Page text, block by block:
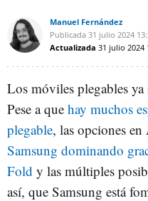
Manuel Fernández
Publicada 31 julio 2024
Actualizada 31 julio 2024
Los móviles plegables ya
Pese a que hay muchos
plegable, las opciones
Samsung dominando
Fold y las múltiples
así, que Samsung está